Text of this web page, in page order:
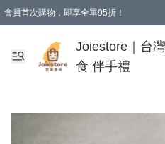
會員首次購物，即享全單95折！
購物滿 HKD 350.00即享免運費優惠！（
Joiestore｜台
食 伴手禮